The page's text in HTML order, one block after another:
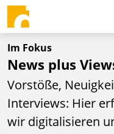
Im Fokus
News plus
Vorstöße,
Interviews: Hier
wir digitalisieren